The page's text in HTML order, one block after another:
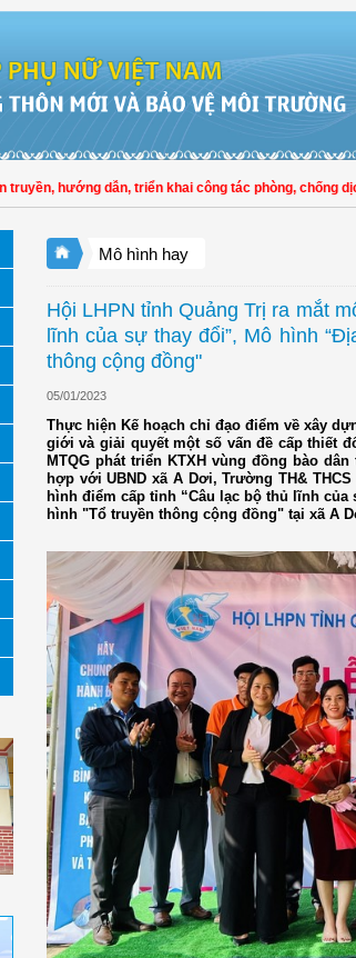
hướng dẫn, triển khai công tác phòng, chống dịch
Mô hình hay
Hội LHPN tỉnh Quảng Trị ra mắt
lĩnh của sự thay đổi”, Mô hình
thông cộng đồng"
05/01/2023
Thực hiện Kế hoạch chỉ đạo điểm về xây
giới và giải quyết một số vấn đề cấp thiết
MTQG phát triển KTXH vùng đồng bào
hợp với UBND xã A Dơi, Trường TH&
hình điểm cấp tỉnh “Câu lạc bộ thủ lĩnh
hình "Tổ truyền thông cộng đồng" tại xã A